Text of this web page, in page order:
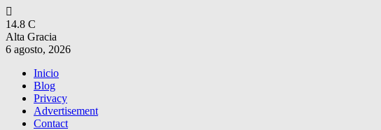
14.8 C
Alta Gracia
6 agosto, 2026
Inicio
Blog
Privacy
Advertisement
Contact